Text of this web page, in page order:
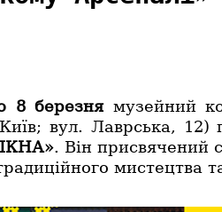
8 березнямузейний
вул. Лаврська, 12)
. Він присвячений
мистецтва